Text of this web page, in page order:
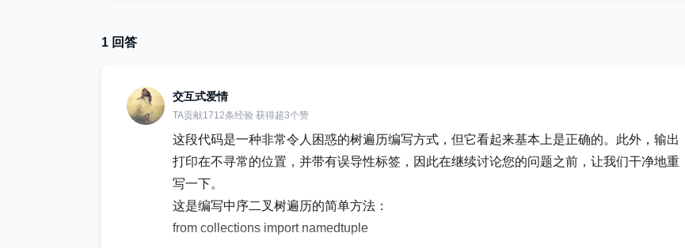
ed bc node.right is None print("inside right") #added to code see whats happening io(no
de以下是二叉搜索树的类结构：class Node: def __init__(self, data, left=None, right=None): self.
data = data self.left=left self.right=right这是遍历 BST 的输出：restartb4 app 9restartb4 app 4
#[3]restartb4 app 3 aft app 3 True # <--- I thought it would end here? [0]aft app 4 False #[2]inside right
restartb4 app 6aft app 6 Trueaft app 9 Falseinside rightrestartb4 app 17aft app 17 True[3, 4, 6, 9, 17]
#<-- ordered list of nodes (this output is correct)它正在遍历的 BST：""" 9 / \ 4 17 / \
1 回答
交互式爱情
TA贡献1712条经验 获得超3个赞
这段代码是一种非常令人困惑的树遍历编写方式，但它看起来基本上是正确的。此外，输出
打印在不寻常的位置，并带有误导性标签，因此在继续讨论您的问题之前，让我们干净地重
写一下。
这是编写中序二叉树遍历的简单方法：
from collections import namedtuple